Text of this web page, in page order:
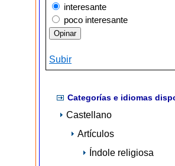
interesante
poco interesante
Subir
Categorías e idiomas
Castellano
Artículos
Índole religiosa